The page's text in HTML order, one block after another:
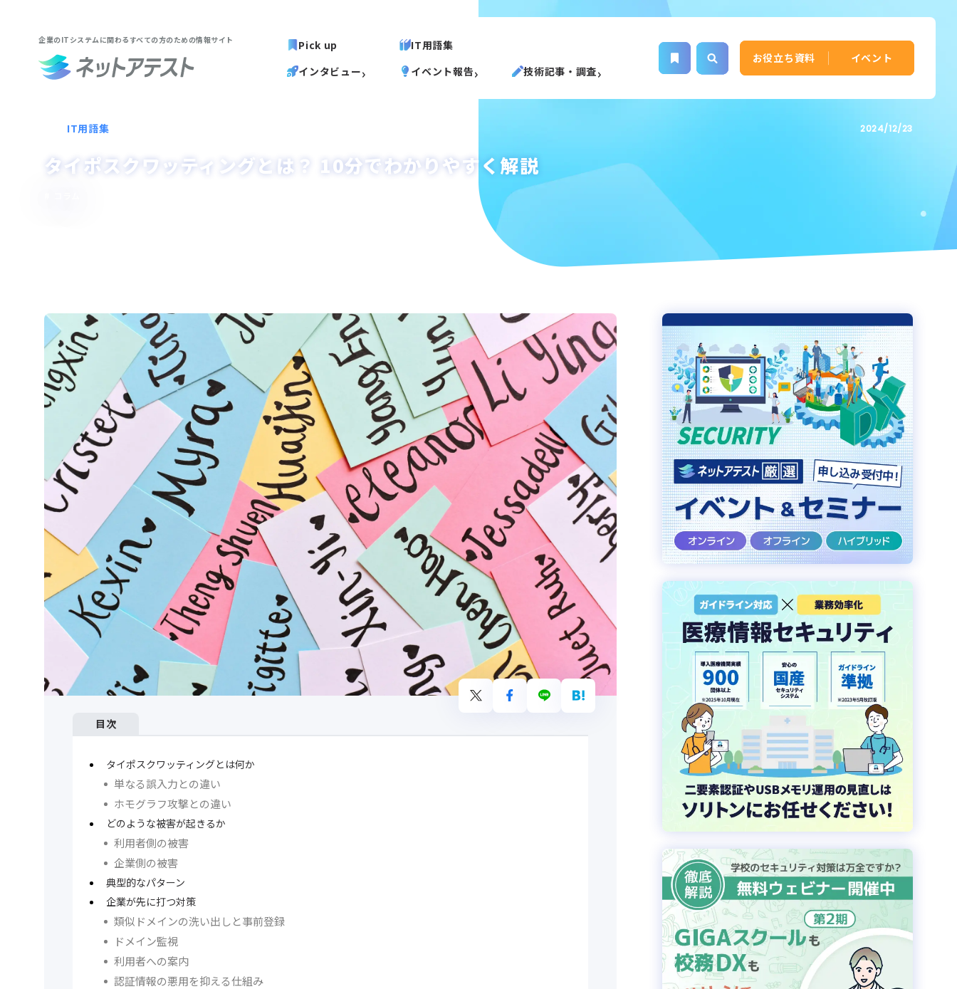
企業のITシステムに関わるすべての方のための情報サイト Pick up
IT用語集
インタビュー
イベント報告 技術記事・調査
お役立ち資料 イベント
IT用語集 2024/12/23
タイポスクワッティングとは？ 10分でわかりやすく解説
目次
タイポスクワッティングとは何か
単なる誤入力との違い
ホモグラフ攻撃との違い
どのような被害が起きるか
利用者側の被害
企業側の被害
典型的なパターン
企業が先に打つ対策
類似ドメインの洗い出しと事前登録
ドメイン監視
利用者への案内
認証情報の悪用を抑える仕組み